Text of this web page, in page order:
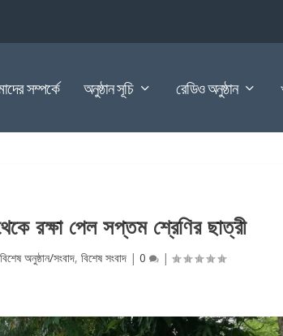
সম্পর্কে অনুষ্ঠান সূচি রেডিও অনুষ্ঠান
রক্ষা পেল সপ্তম শ্রেণির ছাত্রী
বিশেষ অনুষ্ঠান/সংবাদ, বিশেষ সংবাদ| 0 |